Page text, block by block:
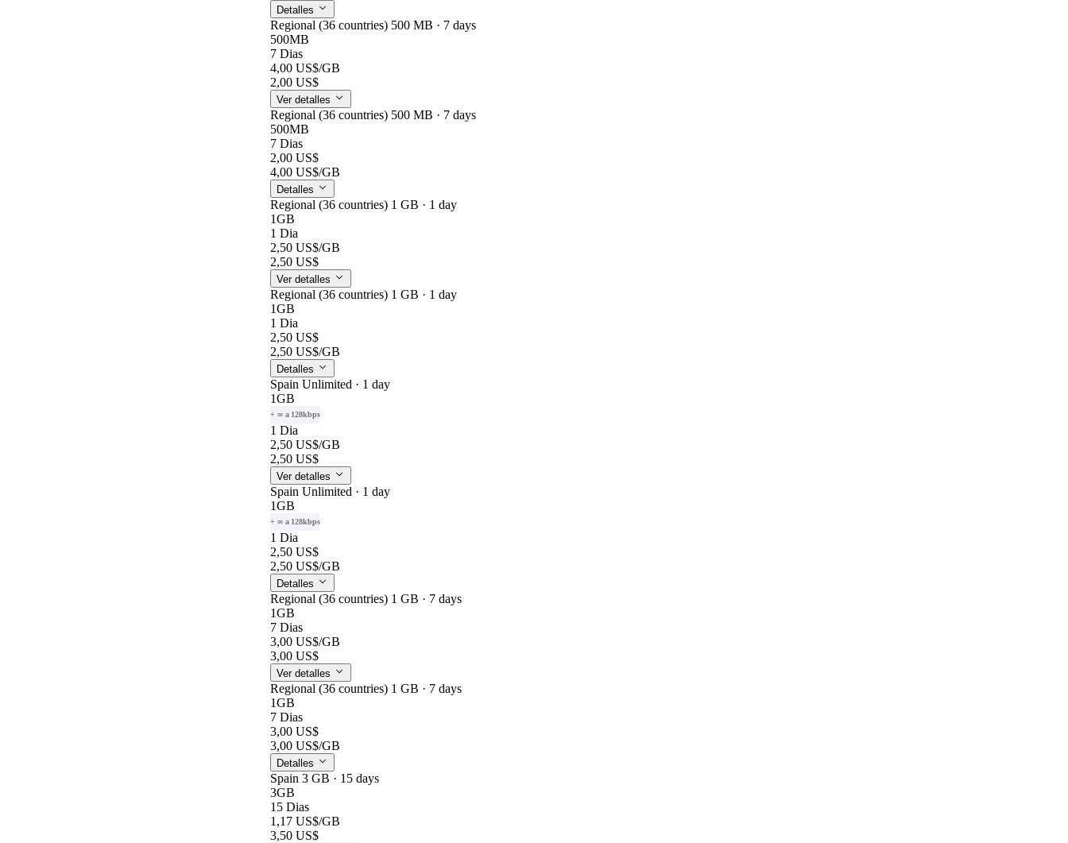
Detalles
Regional (36 countries) 500 MB · 7 days
500MB
7 Dias
4,00 US$/GB
2,00 US$
Ver detalles
Regional (36 countries) 500 MB · 7 days
500MB
7 Dias
2,00 US$
4,00 US$/GB
Detalles
Regional (36 countries) 1 GB · 1 day
1GB
1 Dia
2,50 US$/GB
2,50 US$
Ver detalles
Regional (36 countries) 1 GB · 1 day
1GB
1 Dia
2,50 US$
2,50 US$/GB
Detalles
Spain Unlimited · 1 day
1GB
+ ∞ a 128kbps
1 Dia
2,50 US$/GB
2,50 US$
Ver detalles
Spain Unlimited · 1 day
1GB
+ ∞ a 128kbps
1 Dia
2,50 US$
2,50 US$/GB
Detalles
Regional (36 countries) 1 GB · 7 days
1GB
7 Dias
3,00 US$/GB
3,00 US$
Ver detalles
Regional (36 countries) 1 GB · 7 days
1GB
7 Dias
3,00 US$
3,00 US$/GB
Detalles
Spain 3 GB · 15 days
3GB
15 Dias
1,17 US$/GB
3,50 US$